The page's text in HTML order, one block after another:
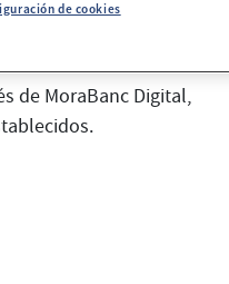
bancariasrealizadas
de MoraBanc Digital,
de cookies